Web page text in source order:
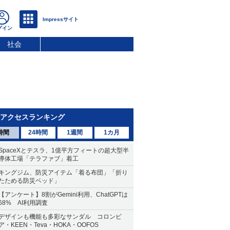
社会
アクセスランキング
間 24時間 1週間 1カ月
とテスラ、1億平方フィートの超大型半
体工場「テラファブ」着工
ングジム、防災アイテム「着る布団」「折り
ためる防災ベッド」
アンケート】8割がGemini利用、ChatGPTは
AI利用調査
ザインも機能も多彩なサンダル コロンビ
・KEEN・Teva・HOKA・OOFOS